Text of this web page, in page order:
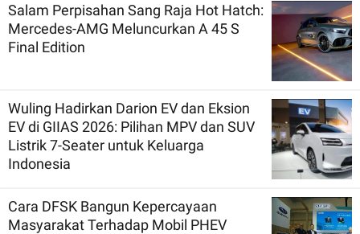
Salam Perpisahan Sang Raja Hot Hatch:
Mercedes-AMG Meluncurkan A 45 S
Final Edition
Wuling Hadirkan Darion EV dan Eksion
EV di GIIAS 2026: Pilihan MPV dan SUV
Listrik 7-Seater untuk Keluarga
Indonesia
Cara DFSK Bangun Kepercayaan
Masyarakat Terhadap Mobil PHEV